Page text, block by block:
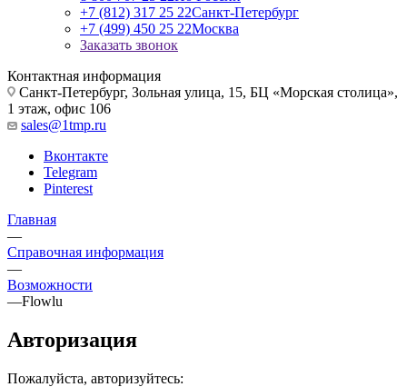
+7 (812) 317 25 22Санкт-Петербург
+7 (499) 450 25 22Москва
Заказать звонок
Контактная информация
Санкт-Петербург, Зольная улица, 15, БЦ «Морская столица»,
1 этаж, офис 106
sales@1tmp.ru
Вконтакте
Telegram
Pinterest
Главная
—
Справочная информация
—
Возможности
—Flowlu
Авторизация
Пожалуйста, авторизуйтесь: